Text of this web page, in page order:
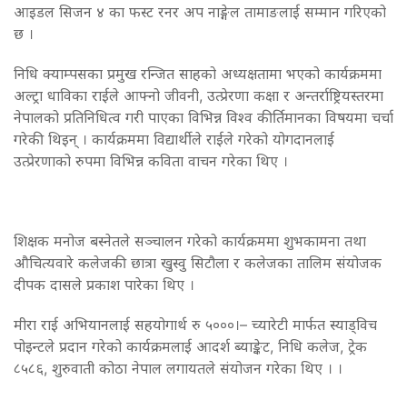
आइडल सिजन ४ का फस्ट रनर अप नाङ्गेल तामाङलाई सम्मान गरिएको
छ ।
निधि क्याम्पसका प्रमुख रन्जित साहको अध्यक्षतामा भएको कार्यक्रममा
अल्ट्रा धाविका राईले आफ्नो जीवनी, उत्प्रेरणा कक्षा र अन्तर्राष्ट्रियस्तरमा
नेपालको प्रतिनिधित्व गरी पाएका विभिन्न विश्व कीर्तिमानका विषयमा चर्चा
गरेकी थिइन् । कार्यक्रममा विद्यार्थीले राईले गरेको योगदानलाई
उत्प्रेरणाको रुपमा विभिन्न कविता वाचन गरेका थिए ।
शिक्षक मनोज बस्नेतले सञ्चालन गरेको कार्यक्रममा शुभकामना तथा
औचित्यवारे कलेजकी छात्रा खुस्वु सिटौला र कलेजका तालिम संयोजक
दीपक दासले प्रकाश पारेका थिए ।
मीरा राई अभियानलाई सहयोगार्थ रु ५०००।– च्यारेटी मार्फत स्याड्विच
पोइन्टले प्रदान गरेको कार्यक्रमलाई आदर्श ब्याङ्केट, निधि कलेज, ट्रेक
८५८६, शुरुवाती कोठा नेपाल लगायतले संयोजन गरेका थिए । ।